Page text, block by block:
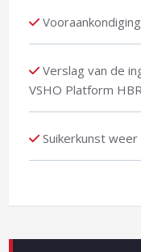
Verslag van de
VSHO Platform
Suikerkunst